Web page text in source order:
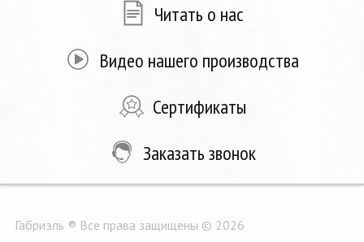
Читать о нас
Видео нашего производства
Сертификаты
Заказать звонок
Габриэль ® Все права защищены © 2026